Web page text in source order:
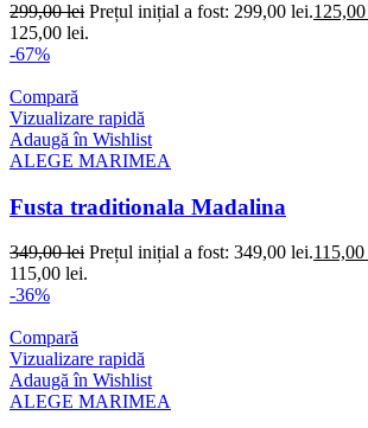
299,00lei Prețul inițial a fost: 299,00 lei.125,00
125,00 lei.
-67%
Compară
Vizualizare rapidă
Adaugă în Wishlist
ALEGE MARIMEA
Fusta traditionala Madalina
349,00lei Prețul inițial a fost: 349,00 lei.115,00
115,00 lei.
-36%
Compară
Vizualizare rapidă
Adaugă în Wishlist
ALEGE MARIMEA